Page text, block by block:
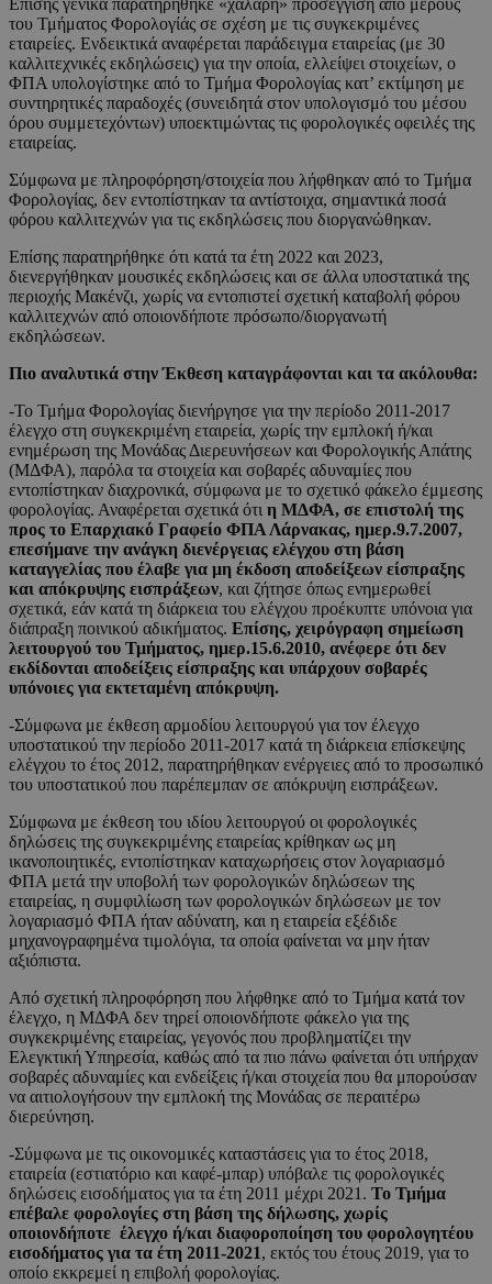
Επίσης γενικά παρατηρήθηκε «χαλαρή» προσέγγιση από μέρους
του Τμήματος Φορολογίάς σε σχέση με τις συγκεκριμένες
εταιρείες. Ενδεικτικά αναφέρεται παράδειγμα εταιρείας (με 30
καλλιτεχνικές εκδηλώσεις) για την οποία, ελλείψει στοιχείων, ο
ΦΠΑ υπολογίστηκε από το Τμήμα Φορολογίας κατ’ εκτίμηση με
συντηρητικές παραδοχές (συνειδητά στον υπολογισμό του μέσου
όρου συμμετεχόντων) υποεκτιμώντας τις φορολογικές οφειλές της
εταιρείας.
Σύμφωνα με πληροφόρηση/στοιχεία που λήφθηκαν από το Τμήμα
Φορολογίας, δεν εντοπίστηκαν τα αντίστοιχα, σημαντικά ποσά
φόρου καλλιτεχνών για τις εκδηλώσεις που διοργανώθηκαν.
Επίσης παρατηρήθηκε ότι κατά τα έτη 2022 και 2023,
διενεργήθηκαν μουσικές εκδηλώσεις και σε άλλα υποστατικά της
περιοχής Μακένζι, χωρίς να εντοπιστεί σχετική καταβολή φόρου
καλλιτεχνών από οποιονδήποτε πρόσωπο/διοργανωτή
εκδηλώσεων.
Πιο αναλυτικά στην Έκθεση καταγράφονται και τα ακόλουθα:
-Το Τμήμα Φορολογίας διενήργησε για την περίοδο 2011-2017
έλεγχο στη συγκεκριμένη εταιρεία, χωρίς την εμπλοκή ή/και
ενημέρωση της Μονάδας Διερευνήσεων και Φορολογικής Απάτης
(ΜΔΦΑ), παρόλα τα στοιχεία και σοβαρές αδυναμίες που
εντοπίστηκαν διαχρονικά, σύμφωνα με το σχετικό φάκελο έμμεσης
φορολογίας. Αναφέρεται σχετικά ότι η ΜΔΦΑ, σε επιστολή της
προς το Επαρχιακό Γραφείο ΦΠΑ Λάρνακας, ημερ.9.7.2007,
επεσήμανε την ανάγκη διενέργειας ελέγχου στη βάση
καταγγελίας που έλαβε για μη έκδοση αποδείξεων είσπραξης
και απόκρυψης εισπράξεων, και ζήτησε όπως ενημερωθεί
σχετικά, εάν κατά τη διάρκεια του ελέγχου προέκυπτε υπόνοια για
διάπραξη ποινικού αδικήματος. Επίσης, χειρόγραφη σημείωση
λειτουργού του Τμήματος, ημερ.15.6.2010, ανέφερε ότι δεν
εκδίδονται αποδείξεις είσπραξης και υπάρχουν σοβαρές
υπόνοιες για εκτεταμένη απόκρυψη.
-Σύμφωνα με έκθεση αρμοδίου λειτουργού για τον έλεγχο
υποστατικού την περίοδο 2011-2017 κατά τη διάρκεια επίσκεψης
ελέγχου το έτος 2012, παρατηρήθηκαν ενέργειες από το προσωπικό
του υποστατικού που παρέπεμπαν σε απόκρυψη εισπράξεων.
Σύμφωνα με έκθεση του ιδίου λειτουργού οι φορολογικές
δηλώσεις της συγκεκριμένης εταιρείας κρίθηκαν ως μη
ικανοποιητικές, εντοπίστηκαν καταχωρήσεις στον λογαριασμό
ΦΠΑ μετά την υποβολή των φορολογικών δηλώσεων της
εταιρείας, η συμφιλίωση των φορολογικών δηλώσεων με τον
λογαριασμό ΦΠΑ ήταν αδύνατη, και η εταιρεία εξέδιδε
μηχανογραφημένα τιμολόγια, τα οποία φαίνεται να μην ήταν
αξιόπιστα.
Από σχετική πληροφόρηση που λήφθηκε από το Τμήμα κατά τον
έλεγχο, η ΜΔΦΑ δεν τηρεί οποιονδήποτε φάκελο για της
συγκεκριμένης εταιρείας, γεγονός που προβληματίζει την
Ελεγκτική Υπηρεσία, καθώς από τα πιο πάνω φαίνεται ότι υπήρχαν
σοβαρές αδυναμίες και ενδείξεις ή/και στοιχεία που θα μπορούσαν
να αιτιολογήσουν την εμπλοκή της Μονάδας σε περαιτέρω
διερεύνηση.
-Σύμφωνα με τις οικονομικές καταστάσεις για το έτος 2018,
εταιρεία (εστιατόριο και καφέ-μπαρ) υπόβαλε τις φορολογικές
δηλώσεις εισοδήματος για τα έτη 2011 μέχρι 2021. Το Τμήμα
επέβαλε φορολογίες στη βάση της δήλωσης, χωρίς
οποιονδήποτε έλεγχο ή/και διαφοροποίηση του φορολογητέου
εισοδήματος για τα έτη 2011-2021, εκτός του έτους 2019, για το
οποίο εκκρεμεί η επιβολή φορολογίας.